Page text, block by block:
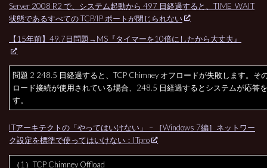
Server 2008 R2 で、システム起動から 497 日経過すると、TIME_WAIT
状態であるすべての TCP/IP ポートが閉じられない
【15年前】49.7日問題→MS『タイマーを10倍にしたから大丈夫』
問題 2 248.5 日経過すると、TCP Chimney オフロードが失敗します。そ
ロード接続が使用されている場合、248.5 日経過するとシステムが応答
す。
ITアーキテクトの「やってはいけない」 – ［Windows 7編］ネットワー
ク設定を標準で使ってはいけない：ITpro
（1）TCP Chimney Offload